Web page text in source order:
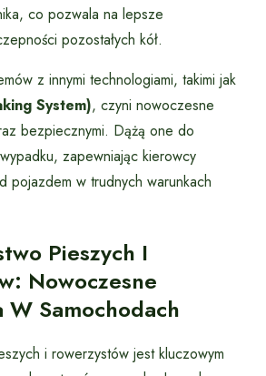
co pozwala na lepsze
pozostałych kół.
z innymi technologiami, takimi jak
System), czyni nowoczesne
bezpiecznymi. Dążą one do
zapewniając kierowcy
pojazdem w trudnych warunkach
Pieszych I
Nowoczesne
W Samochodach
i rowerzystów jest kluczowym